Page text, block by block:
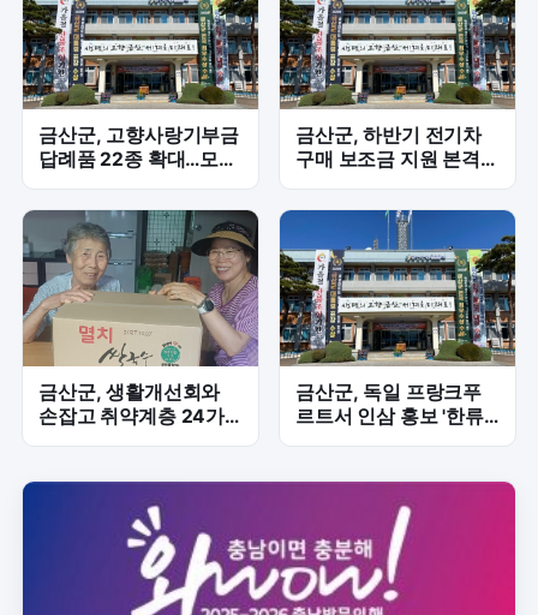
금산군, 고향사랑기부금
답례품 22종 확대…모금
확대 총력
금산군, 하반기 전기차
구매 보조금 지원 본격
화…승용 35대·승합 5대
예정
금산군, 생활개선회와
손잡고 취약계층 24가
구 '맞춤형 나눔' 본격화
금산군, 독일 프랑크푸
르트서 인삼 홍보 '한류
행사' 참가